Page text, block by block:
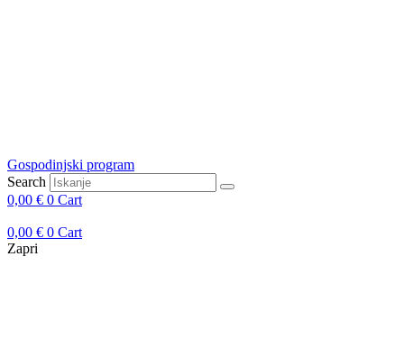
Gospodinjski program
Search
0,00 € 0 Cart
0,00 € 0 Cart
Zapri